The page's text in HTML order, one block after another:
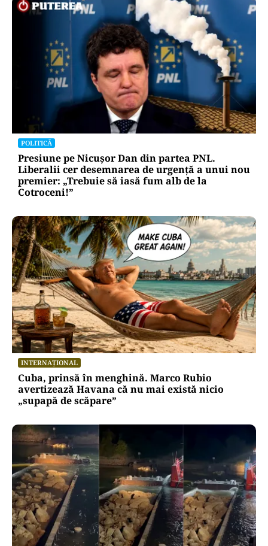
POLITICĂ
Presiune pe Nicușor Dan din partea PNL.
Liberalii cer desemnarea de urgență a unui nou
premier: „Trebuie să iasă fum alb de la
Cotroceni!”
INTERNAȚIONAL
Cuba, prinsă în menghină. Marco Rubio
avertizează Havana că nu mai există nicio
„supapă de scăpare”